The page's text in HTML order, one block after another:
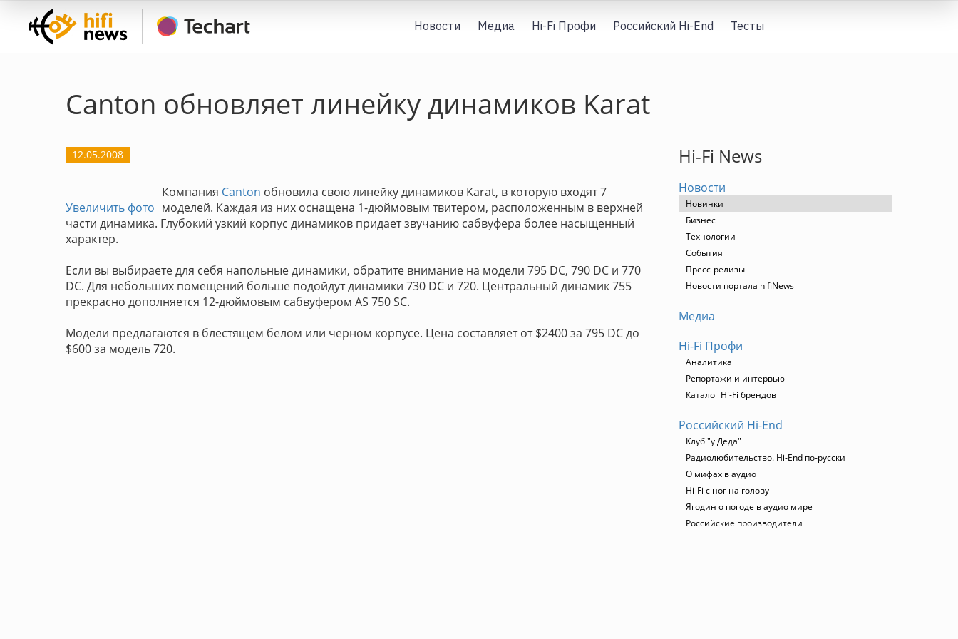
Новости Медиа Hi-Fi Профи Российский Hi-End Тесты
Canton обновляет линейку динамиков Karat
12.05.2008
Увеличить фото
Компания Canton обновила свою линейку динамиков Karat, в которую входят 7
моделей. Каждая из них оснащена 1-дюймовым твитером, расположенным в верхней
части динамика. Глубокий узкий корпус динамиков придает звучанию сабвуфера более насыщенный
характер.
Если вы выбираете для себя напольные динамики, обратите внимание на модели 795 DC, 790 DC и 770
DC. Для небольших помещений больше подойдут динамики 730 DC и 720. Центральный динамик 755
прекрасно дополняется 12-дюймовым сабвуфером AS 750 SC.
Модели предлагаются в блестящем белом или черном корпусе. Цена составляет от $2400 за 795 DC до
$600 за модель 720.
Hi-Fi News
Новости
Новинки
Бизнес
Технологии
События
Пресс-релизы
Новости портала hifiNews
Медиа
Hi-Fi Профи
Аналитика
Репортажи и интервью
Каталог Hi-Fi брендов
Российский Hi-End
Клуб "у Деда"
Радиолюбительство. Hi-End по-русски
О мифах в аудио
Hi-Fi с ног на голову
Ягодин о погоде в аудио мире
Российские производители